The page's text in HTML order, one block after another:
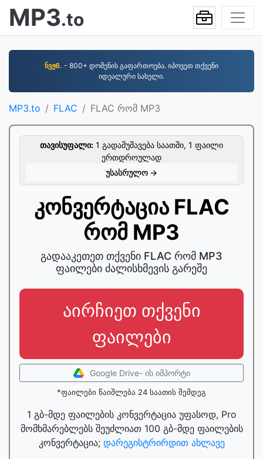
MP3.to
ნვჟ6. - 800+ დომენის გაფართოება. იპოვეთ თქვენი
იდეალური სახელი.
MP3.to FLAC FLAC რომ MP3
თავისუფალი: 1 გადამუშავება საათში, 1 ფაილი
ერთდროულად
უსასრულო →
კონვერტაცია FLAC
რომ MP3
გადააკეთეთ თქვენი FLAC რომ MP3
ფაილები ძალისხმევის გარეშე
აირჩიეთ თქვენი
ფაილები
Google Drive- ის იმპორტი
*ფაილები წაიშლება 24 საათის შემდეგ
1 გბ-მდე ფაილების კონვერტაცია უფასოდ, Pro
მომხმარებლებს შეუძლიათ 100 გბ-მდე ფაილების
კონვერტაცია; დარეგისტრირდით ახლავე